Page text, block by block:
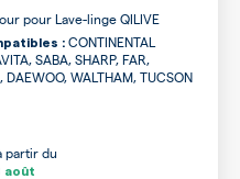
pour Lave-linge QILIVE
: CONTINENTAL
SABA, SHARP, FAR,
DAEWOO, WALTHAM, TUCSON
partir du
août